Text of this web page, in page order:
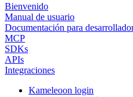
Bienvenido
Manual de usuario
Documentación para
MCP
SDKs
APIs
Integraciones
Kameleoon login